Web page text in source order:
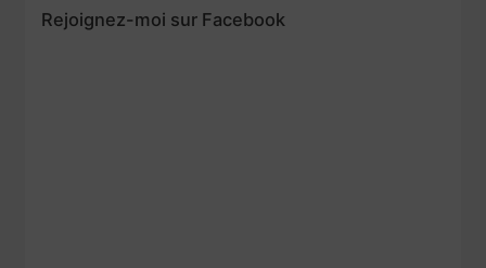
Rejoignez-moi sur Facebook